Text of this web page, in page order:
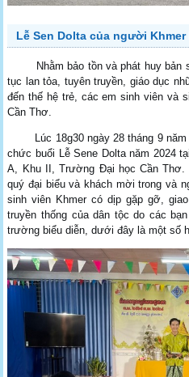
Lễ Sen Dolta của người Khmer
Nhằm bảo tồn và phát huy bản
tục lan tỏa, tuyên truyền, giáo dục
đến thế hệ trẻ, các em sinh viên và
Cần Thơ.
Lúc 18g30 ngày 28 tháng 9 năm
chức buổi Lễ Sene Dolta năm 2024
A, Khu II, Trường Đại học Cần
quý đại biểu và khách mời trong và
sinh viên Khmer có dịp gặp gỡ,
truyền thống của dân tộc do các
trường biểu diễn, dưới đây là một số